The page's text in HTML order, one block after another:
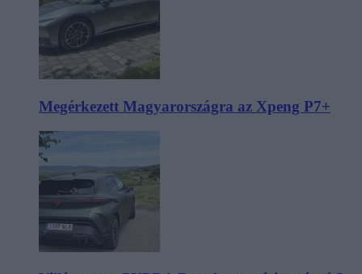
Megérkezett Magyarországra az Xpeng P7+